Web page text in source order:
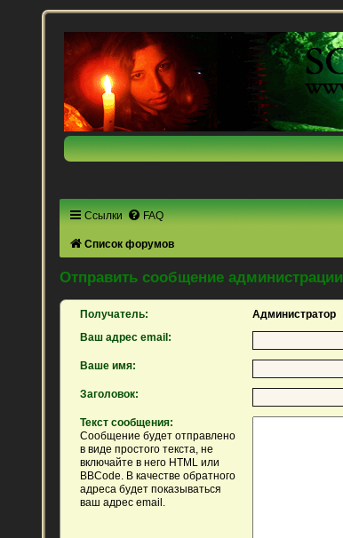
Ссылки FAQ
Список форумов
Отправить сообщение администрации
Получатель:
Администратор
Ваш адрес email:
Ваше имя:
Заголовок:
Текст сообщения:
Сообщение будет отправлено
в виде простого текста, не
включайте в него HTML или
BBCode. В качестве обратного
адреса будет показываться
ваш адрес email.